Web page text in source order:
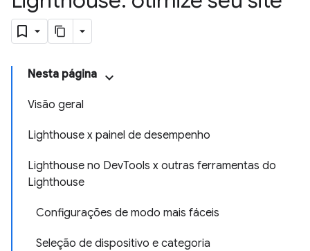
Nesta página
Visão geral
Lighthouse x painel de desempenho
Lighthouse no DevTools x outras ferramentas do
Lighthouse
Configurações de modo mais fáceis
Seleção de dispositivo e categoria